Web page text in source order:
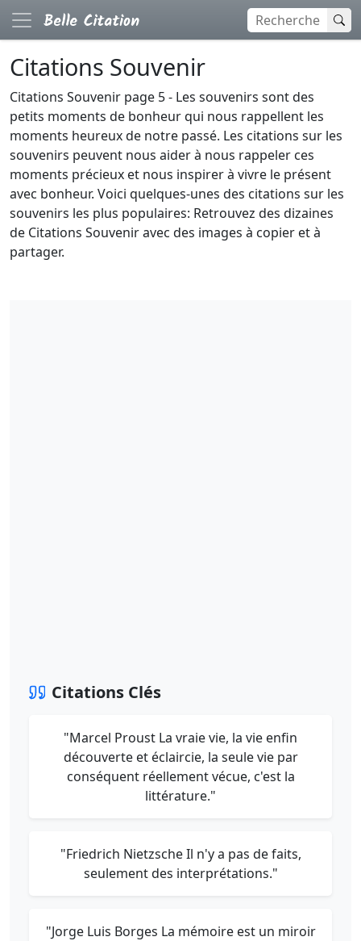
Citations Souvenir
Citations Souvenir page 5 - Les souvenirs sont des
petits moments de bonheur qui nous rappellent les
moments heureux de notre passé. Les citations sur les
souvenirs peuvent nous aider à nous rappeler ces
moments précieux et nous inspirer à vivre le présent
avec bonheur. Voici quelques-unes des citations sur les
souvenirs les plus populaires: Retrouvez des dizaines
de Citations Souvenir avec des images à copier et à
partager.
Citations Clés
"Marcel Proust La vraie vie, la vie enfin
découverte et éclaircie, la seule vie par
conséquent réellement vécue, c'est la
littérature."
"Friedrich Nietzsche Il n'y a pas de faits,
seulement des interprétations."
"Jorge Luis Borges La mémoire est un miroir